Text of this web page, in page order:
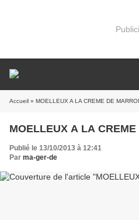
Accueil » MOELLEUX A LA CREME DE
MOELLEUX A LA
Publié le 13/10/2013 à 12:41
Par ma-ger-de